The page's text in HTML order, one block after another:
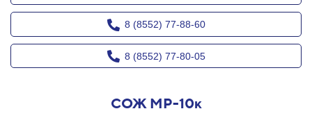
8 (8552) 77-88-60
8 (8552) 77-80-05
СОЖ МР-10к